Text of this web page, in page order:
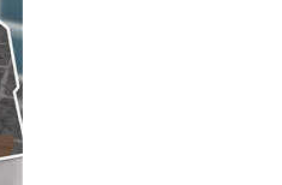
服饰搭配，从学院风制服到时